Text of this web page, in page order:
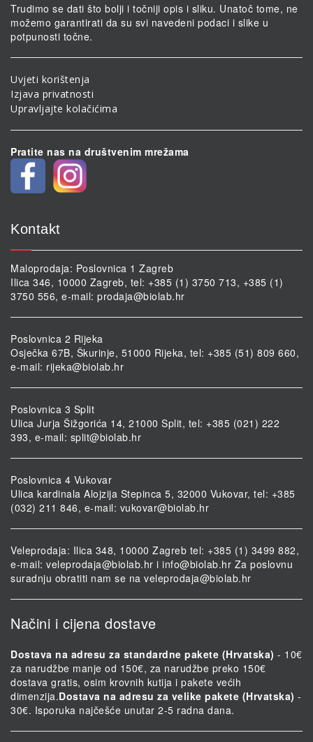
Trudimo se dati što bolji i točniji opis i sliku. Unatoč tome, ne
možemo garantirati da su svi navedeni podaci i slike u
potpunosti točne.
Uvjeti korištenja
Izjava privatnosti
Upravljajte kolačićima
Pratite nas na društvenim mrežama
Kontakt
Maloprodaja: Poslovnica 1 Zagreb
Ilica 346, 10000 Zagreb, tel: +385 (1) 3750 713, +385 (1)
3750 556, e-mail: prodaja@biolab.hr
Poslovnica 2 Rijeka
Osječka 67B, Škurinje, 51000 Rijeka, tel: +385 (51) 809 660,
e-mail: rijeka@biolab.hr
Poslovnica 3 Split
Ulica Jurja Šižgorića 14, 21000 Split, tel: +385 (021) 222
393, e-mail: split@biolab.hr
Poslovnica 4 Vukovar
Ulica kardinala Alojzija Stepinca 5, 32000 Vukovar, tel: +385
(032) 211 846, e-mail: vukovar@biolab.hr
Veleprodaja: Ilica 348, 10000 Zagreb tel: +385 (1) 3499 882,
e-mail: veleprodaja@biolab.hr i info@biolab.hr Za poslovnu
suradnju obratiti nam se na veleprodaja@biolab.hr
Načini i cijena dostave
Dostava na adresu za standardne pakete (Hrvatska) - 10€
za narudžbe manje od 150€, za narudžbe preko 150€
dostava gratis, osim krovnih kutija i pakete većih
dimenzija.Dostava na adresu za velike pakete (Hrvatska) -
30€. Isporuka najčešće unutar 2-5 radna dana.